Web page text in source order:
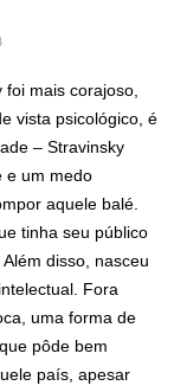
mais corajoso,
vista psicológico, é
– Stravinsky
e um medo
aquele balé.
tinha seu público
disso, nasceu
Fora
uma forma de
pôde bem
país, apesar